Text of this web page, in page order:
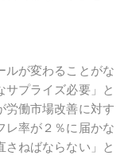
ルが変わることがな
サプライズ必要」と
労働市場改善に対す
レ率が２％に届かな
さねばならない」と